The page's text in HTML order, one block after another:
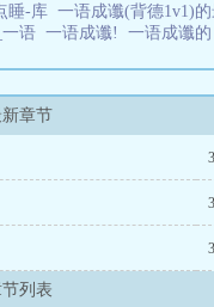
睡-库 一语成谶(背德1v1)
语 一语成谶! 一语成谶的
章节
列表